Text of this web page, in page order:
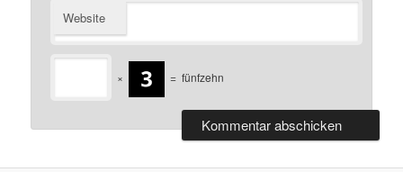
Website
× = fünfzehn